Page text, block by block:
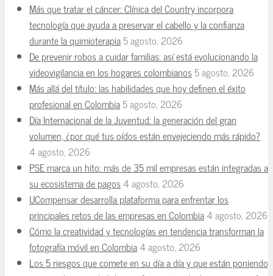
Más que tratar el cáncer: Clínica del Country incorpora
tecnología que ayuda a preservar el cabello y la confianza
durante la quimioterapia5 agosto, 2026
De prevenir robos a cuidar familias: así está evolucionando la
videovigilancia en los hogares colombianos5 agosto, 2026
Más allá del título: las habilidades que hoy definen el éxito
profesional en Colombia5 agosto, 2026
Día Internacional de la Juventud: la generación del gran
volumen, ¿por qué tus oídos están envejeciendo más rápido?
4 agosto, 2026
PSE marca un hito: más de 35 mil empresas están integradas a
su ecosistema de pagos4 agosto, 2026
UCompensar desarrolla plataforma para enfrentar los
principales retos de las empresas en Colombia4 agosto, 2026
Cómo la creatividad y tecnologías en tendencia transforman la
fotografía móvil en Colombia4 agosto, 2026
Los 5 riesgos que comete en su día a día y que están poniendo